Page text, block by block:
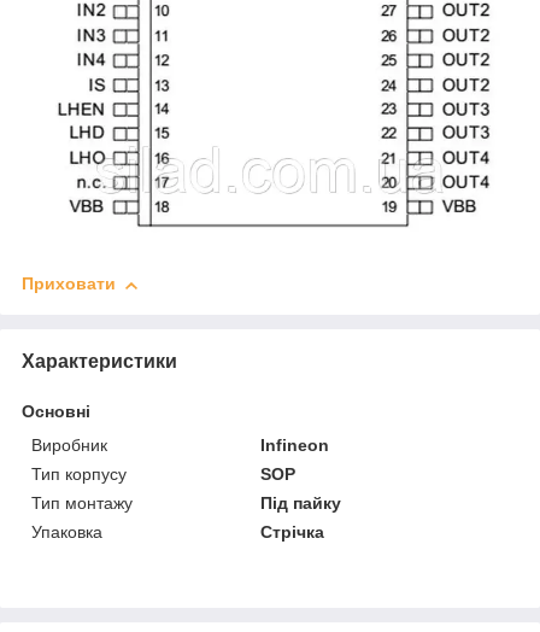
Приховати
Характеристики
Основні
Виробник
Infineon
Тип корпусу
SOP
Тип монтажу
Під пайку
Упаковка
Стрічка